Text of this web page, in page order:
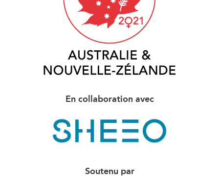
PROGRAMMES
Initiative indo-pacifique
Centre sur les minéraux
l’Indo-Pacifique
Enjeux émergents
Rapports et notes de
synthèse
Réflexions stratégiques
Explications
Études de cas
Sondages
Pleins feux
NOTRE RÉSEAU DE
SITES WEB
Pacifique
En collaboration avec
Soutenu par